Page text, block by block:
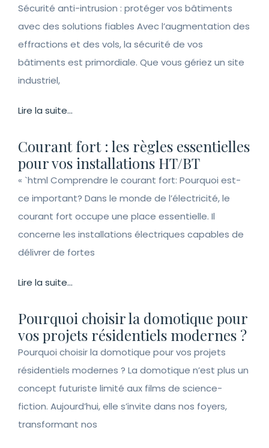
Sécurité anti-intrusion : protéger vos bâtiments
avec des solutions fiables Avec l’augmentation des
effractions et des vols, la sécurité de vos
bâtiments est primordiale. Que vous gériez un site
industriel,
Lire la suite...
Courant fort : les règles essentielles
pour vos installations HT/BT
« `html Comprendre le courant fort: Pourquoi est-
ce important? Dans le monde de l’électricité, le
courant fort occupe une place essentielle. Il
concerne les installations électriques capables de
délivrer de fortes
Lire la suite...
Pourquoi choisir la domotique pour
vos projets résidentiels modernes ?
Pourquoi choisir la domotique pour vos projets
résidentiels modernes ? La domotique n’est plus un
concept futuriste limité aux films de science-
fiction. Aujourd’hui, elle s’invite dans nos foyers,
transformant nos